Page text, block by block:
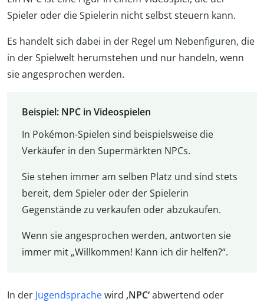
Spieler oder die Spielerin nicht selbst steuern kann.
Es handelt sich dabei in der Regel um Nebenfiguren, die
in der Spielwelt herumstehen und nur handeln, wenn
sie angesprochen werden.
Beispiel: NPC in Videospielen
In Pokémon-Spielen sind beispielsweise die
Verkäufer in den Supermärkten NPCs.
Sie stehen immer am selben Platz und sind stets
bereit, dem Spieler oder der Spielerin
Gegenstände zu verkaufen oder abzukaufen.
Wenn sie angesprochen werden, antworten sie
immer mit „Willkommen! Kann ich dir helfen?“.
In der Jugendsprachewird ‚NPC‘abwertend oder